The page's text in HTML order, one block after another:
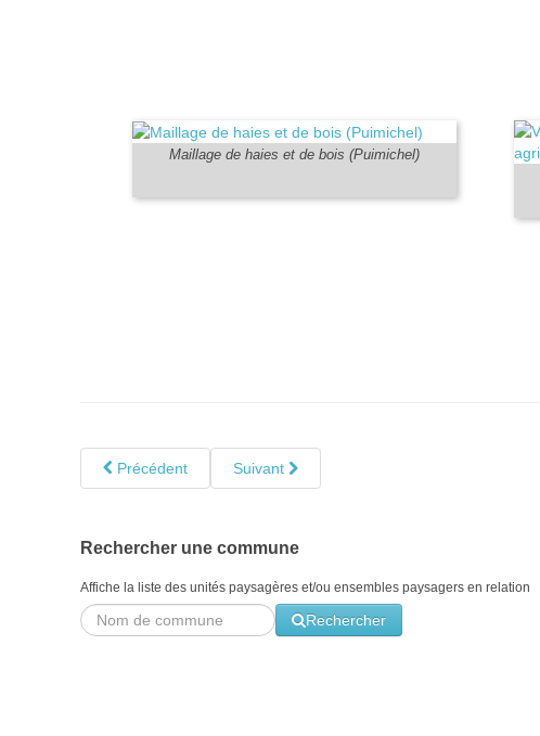
Maillage de haies et de bois (Puimichel)
Précédent Suivant
Rechercher une commune
Affiche la liste des unités paysagères et/ou ensembles paysagers en relation
Rechercher